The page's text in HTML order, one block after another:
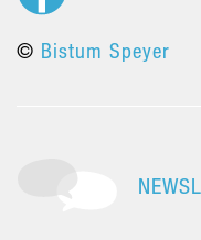
© Bistum Speyer